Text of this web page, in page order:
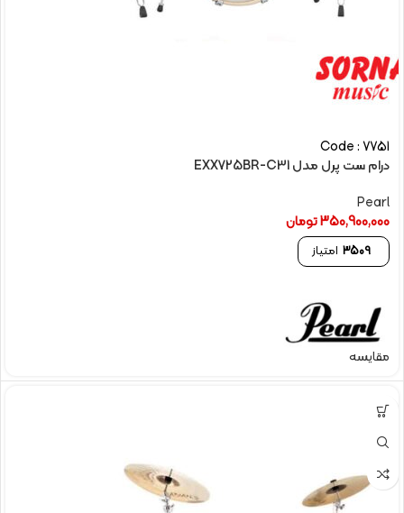
Code : 7751
درام ست پرل مدل EXX725BR-C31
Pearl
350,900,000تومان
3509 امتیاز
مقایسه